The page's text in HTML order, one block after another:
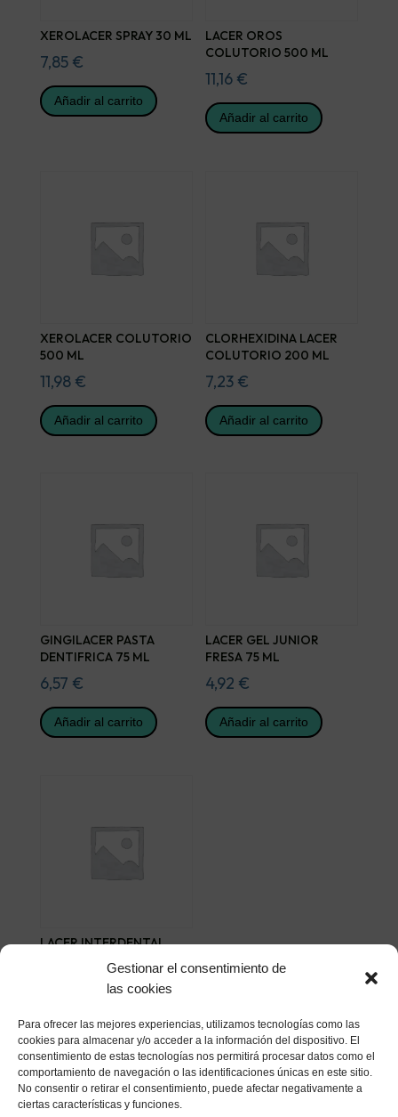
Gestionar el consentimiento de
las cookies
Para ofrecer las mejores experiencias, utilizamos tecnologías como las
cookies para almacenar y/o acceder a la información del dispositivo. El
consentimiento de estas tecnologías nos permitirá procesar datos como el
comportamiento de navegación o las identificaciones únicas en este sitio.
No consentir o retirar el consentimiento, puede afectar negativamente a
ciertas características y funciones.
XEROLACER SPRAY 30 ML
7,85 €
Añadir al carrito
LACER OROS
COLUTORIO 500 ML
11,16 €
Añadir al carrito
XEROLACER COLUTORIO
500 ML
11,98 €
Añadir al carrito
CLORHEXIDINA LACER
COLUTORIO 200 ML
7,23 €
Añadir al carrito
GINGILACER PASTA
DENTIFRICA 75 ML
6,57 €
Añadir al carrito
LACER GEL JUNIOR
FRESA 75 ML
4,92 €
Añadir al carrito
LACER INTERDENTAL
EXTRAFINO ANGULAR 6 U
Añadir al carrito